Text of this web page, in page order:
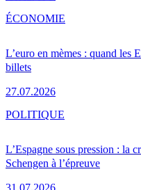
L’euro en mèmes : quand les
billets
27.07.2026
ÉCONOMIE
L’Espagne sous pression : la
Schengen à l’épreuve
31.07.2026
POLITIQUE